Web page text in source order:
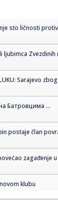
sto ličnosti
Zvezdinih
Sarajevo
Батровцима ...
postaje član
zagađenje
klubu